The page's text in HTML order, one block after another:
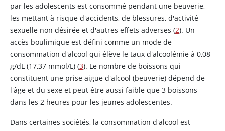
par les adolescents est consommé pendant une beuverie,
les mettant à risque d'accidents, de blessures, d'activité
sexuelle non désirée et d'autres effets adverses (2). Un
accès boulimique est défini comme un mode de
consommation d'alcool qui élève le taux d'alcoolémie à 0,08
g/dL (17,37 mmol/L) (3). Le nombre de boissons qui
constituent une prise aiguë d'alcool (beuverie) dépend de
l'âge et du sexe et peut être aussi faible que 3 boissons
dans les 2 heures pour les jeunes adolescentes.
Dans certaines sociétés, la consommation d'alcool est